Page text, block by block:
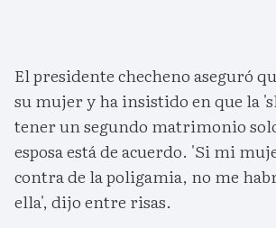
El presidente checheno aseguró
su mujer y ha insistido en que la
tener un segundo matrimonio
esposa está de acuerdo. 'Si mi
contra de la poligamia, no me
ella', dijo entre risas.